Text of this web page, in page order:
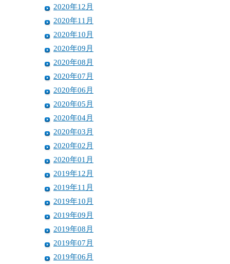
2020年12月
2020年11月
2020年10月
2020年09月
2020年08月
2020年07月
2020年06月
2020年05月
2020年04月
2020年03月
2020年02月
2020年01月
2019年12月
2019年11月
2019年10月
2019年09月
2019年08月
2019年07月
2019年06月